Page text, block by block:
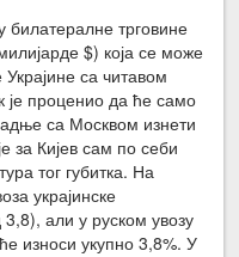
трговине
$) која се може
са читавом
проценио да ће само
са Москвом изнети
за Кијев сам по себи
тог губитка. На
украјинске
али у руском увозу
износи укупно 3,8%. У